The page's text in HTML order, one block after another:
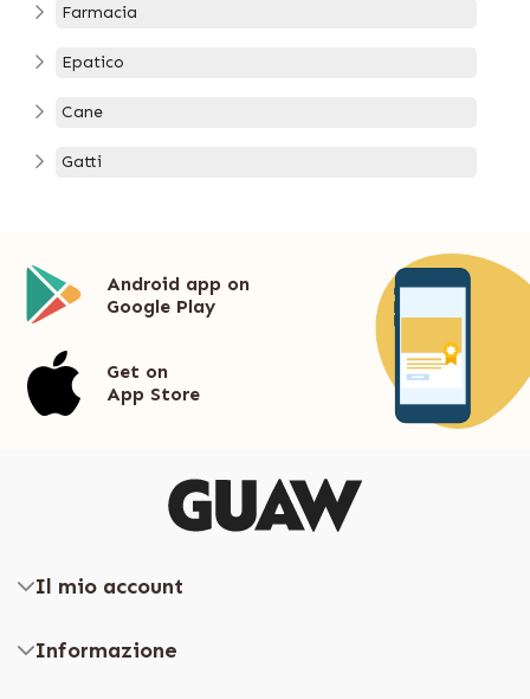
Farmacia
Epatico
Cane
Gatti
Android app on
Google Play
Get on
App Store
Il mio account
Informazione